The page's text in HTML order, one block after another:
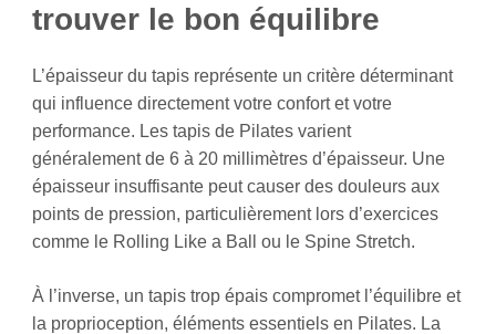
trouver le bon équilibre
L’épaisseur du tapis représente un critère déterminant
qui influence directement votre confort et votre
performance. Les tapis de Pilates varient
généralement de 6 à 20 millimètres d’épaisseur. Une
épaisseur insuffisante peut causer des douleurs aux
points de pression, particulièrement lors d’exercices
comme le Rolling Like a Ball ou le Spine Stretch.
À l’inverse, un tapis trop épais compromet l’équilibre et
la proprioception, éléments essentiels en Pilates. La